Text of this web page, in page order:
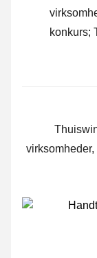
konkurs;